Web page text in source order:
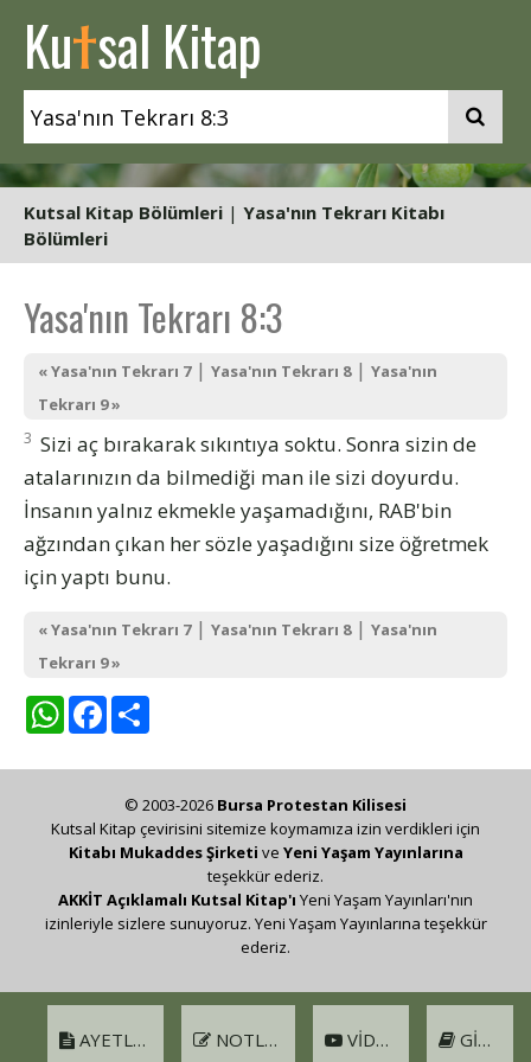
Kutsal Kitap
Kutsal Kitap Bölümleri | Yasa'nın Tekrarı Kitabı
Bölümleri
Yasa'nın Tekrarı 8:3
« Yasa'nın Tekrarı 7| Yasa'nın Tekrarı 8| Yasa'nın
Tekrarı 9 »
3 Sizi aç bırakarak sıkıntıya soktu. Sonra sizin de
atalarınızın da bilmediği man ile sizi doyurdu.
İnsanın yalnız ekmekle yaşamadığını, RAB'bin
ağzından çıkan her sözle yaşadığını size öğretmek
için yaptı bunu.
« Yasa'nın Tekrarı 7| Yasa'nın Tekrarı 8| Yasa'nın
Tekrarı 9 »
WhatsAppFacebook
AYETLER NOTLAR VIDEO GIRIŞ
© 2003-2026 Bursa Protestan Kilisesi
Kutsal Kitap çevirisini sitemize koymamıza izin verdikleri için
Kitabı Mukaddes Şirketi ve Yeni Yaşam Yayınlarına
teşekkür ederiz.
AKKİT Açıklamalı Kutsal Kitap'ı Yeni Yaşam Yayınları'nın
izinleriyle sizlere sunuyoruz. Yeni Yaşam Yayınlarına teşekkür
ederiz.